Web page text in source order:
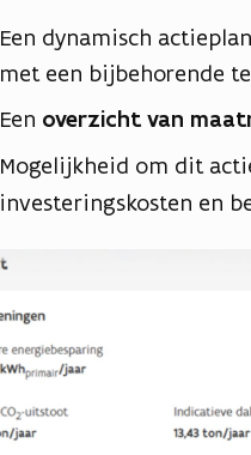
Een dynamisch
met een bijbehorende
Een overzicht van
Mogelijkheid om dit
investeringskosten en